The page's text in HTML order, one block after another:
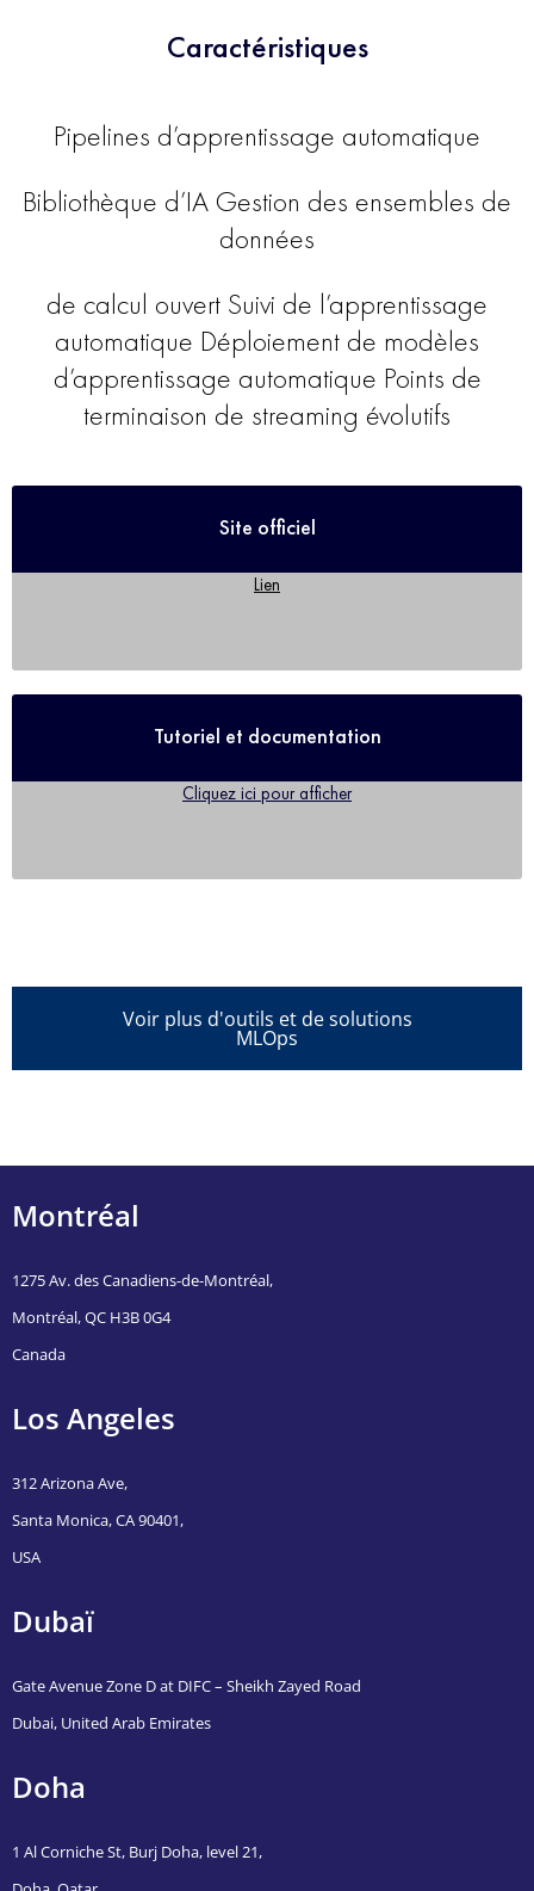
Caractéristiques
Pipelines d’apprentissage automatique
Bibliothèque d’IA Gestion des ensembles de
données
de calcul ouvert Suivi de l’apprentissage
automatique Déploiement de modèles
d’apprentissage automatique Points de
terminaison de streaming évolutifs
Site officiel
Lien
Tutoriel et documentation
Cliquez ici pour afficher
Voir plus d'outils et de solutions
MLOps
Montréal
1275 Av. des Canadiens-de-Montréal,
Montréal, QC H3B 0G4
Canada
Los Angeles
312 Arizona Ave,
Santa Monica, CA 90401,
USA
Dubaï
Gate Avenue Zone D at DIFC – Sheikh Zayed Road
Dubai, United Arab Emirates
Doha
1 Al Corniche St, Burj Doha, level 21,